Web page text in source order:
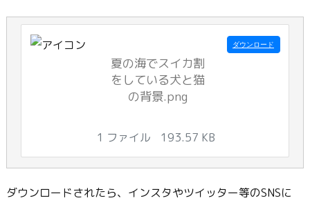
夏の海でスイカ割
をしている犬と猫
の背景.png
1 ファイル 193.57 KB
ダウンロード
ダウンロードされたら、インスタやツイッター等のSNSに